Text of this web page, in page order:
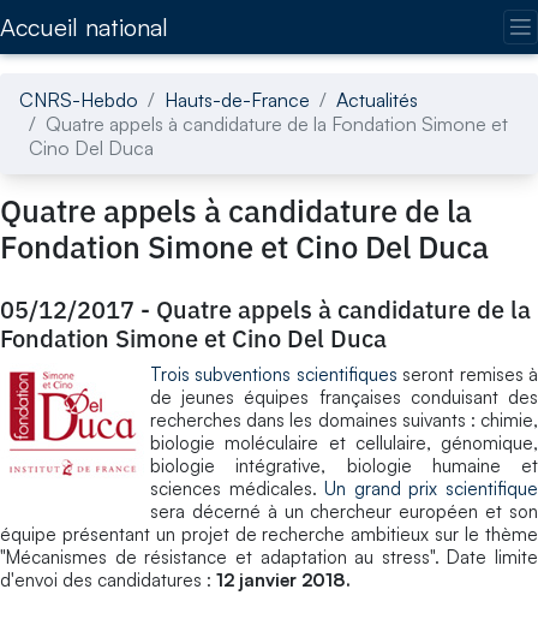
Accueil national
CNRS-Hebdo Hauts-de-France
Actualités
Quatre appels à candidature de la Fondation Simone et
Cino Del Duca
Quatre appels à candidature de la
Fondation Simone et Cino Del Duca
05/12/2017 - Quatre appels à candidature de la
Fondation Simone et Cino Del Duca
Trois subventions scientifiques seront remises à
de jeunes équipes françaises conduisant des
recherches dans les domaines suivants : chimie,
biologie moléculaire et cellulaire, génomique,
biologie intégrative, biologie humaine et
sciences médicales.Un grand prix scientifique
sera décerné à un chercheur européen et son
équipe présentant un projet de recherche ambitieux sur le thème
"Mécanismes de résistance et adaptation au stress". Date limite
d'envoi des candidatures : 12 janvier 2018.